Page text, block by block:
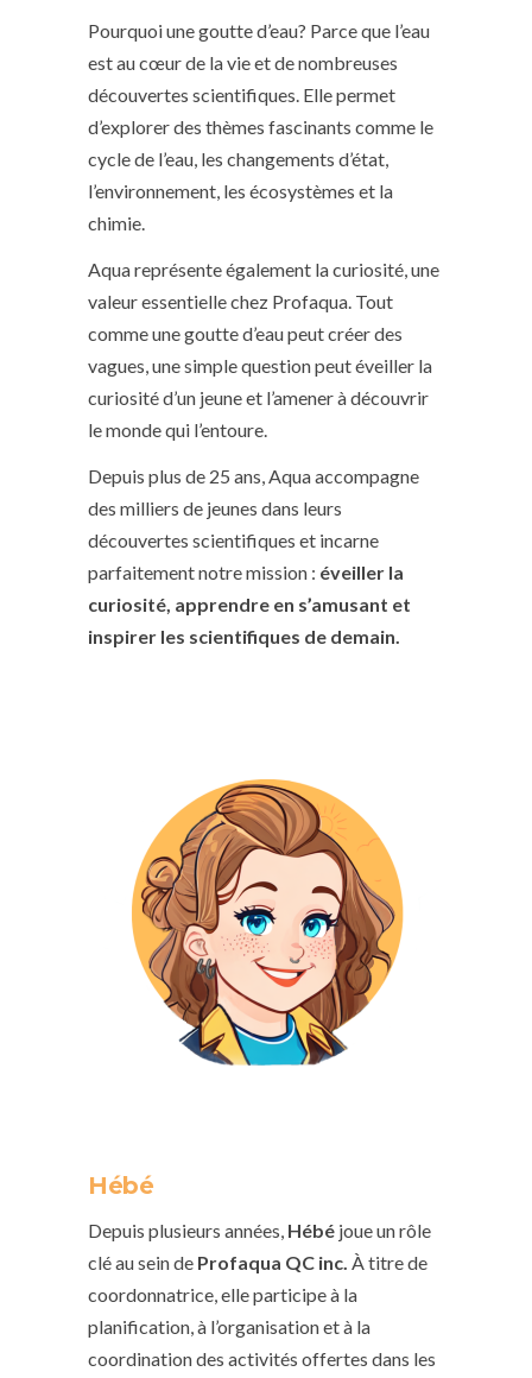
Pourquoi une goutte d’eau? Parce que l’eau
est au cœur de la vie et de nombreuses
découvertes scientifiques. Elle permet
d’explorer des thèmes fascinants comme le
cycle de l’eau, les changements d’état,
l’environnement, les écosystèmes et la
chimie.
Aqua représente également la curiosité, une
valeur essentielle chez Profaqua. Tout
comme une goutte d’eau peut créer des
vagues, une simple question peut éveiller la
curiosité d’un jeune et l’amener à découvrir
le monde qui l’entoure.
Depuis plus de 25 ans, Aqua accompagne
des milliers de jeunes dans leurs
découvertes scientifiques et incarne
parfaitement notre mission : éveiller la
curiosité, apprendre en s’amusant et
inspirer les scientifiques de demain.
Hébé
Depuis plusieurs années, Hébé joue un rôle
clé au sein de Profaqua QC inc. À titre de
coordonnatrice, elle participe à la
planification, à l’organisation et à la
coordination des activités offertes dans les